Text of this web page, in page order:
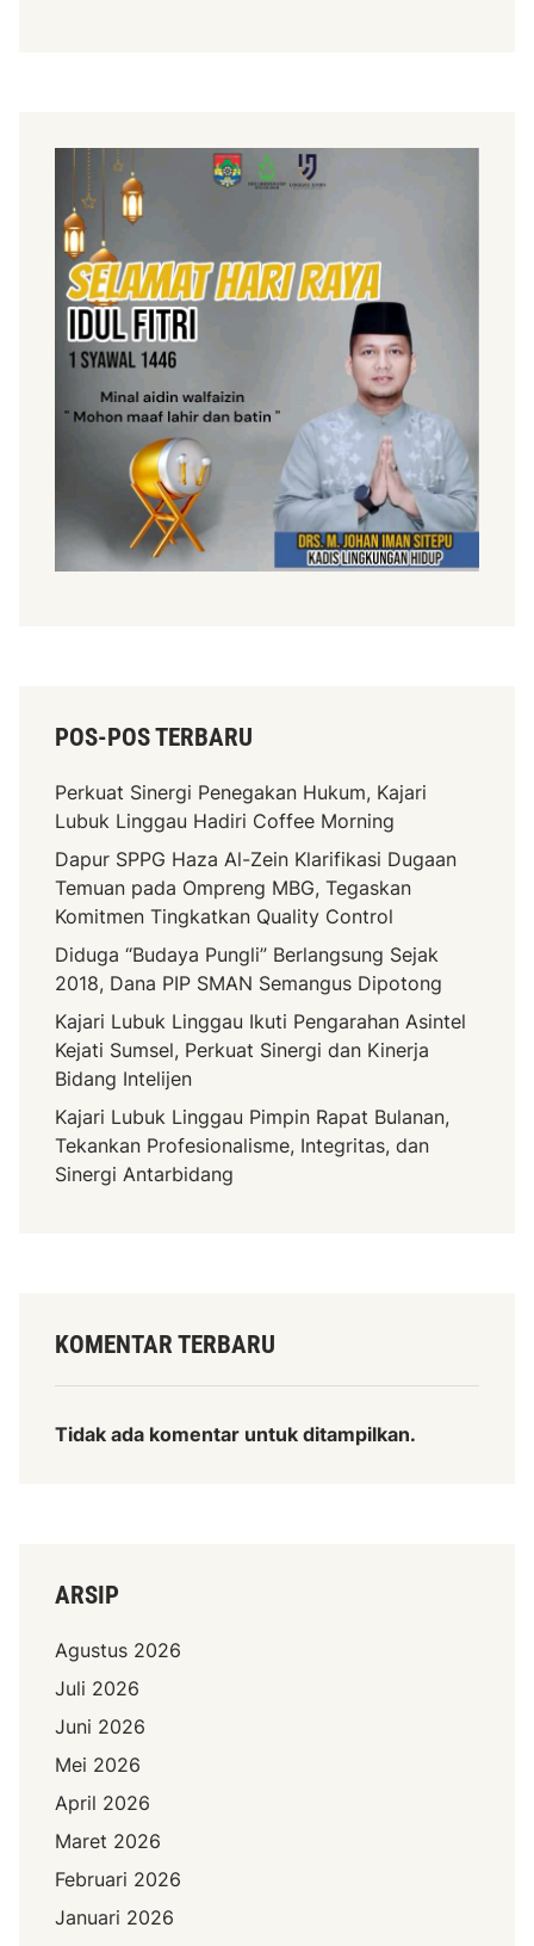
POS-POS TERBARU
Perkuat Sinergi Penegakan Hukum, Kajari
Lubuk Linggau Hadiri Coffee Morning
Dapur SPPG Haza Al-Zein Klarifikasi Dugaan
Temuan pada Ompreng MBG, Tegaskan
Komitmen Tingkatkan Quality Control
Diduga “Budaya Pungli” Berlangsung Sejak
2018, Dana PIP SMAN Semangus Dipotong
Kajari Lubuk Linggau Ikuti Pengarahan Asintel
Kejati Sumsel, Perkuat Sinergi dan Kinerja
Bidang Intelijen
Kajari Lubuk Linggau Pimpin Rapat Bulanan,
Tekankan Profesionalisme, Integritas, dan
Sinergi Antarbidang
KOMENTAR TERBARU
Tidak ada komentar untuk ditampilkan.
ARSIP
Agustus 2026
Juli 2026
Juni 2026
Mei 2026
April 2026
Maret 2026
Februari 2026
Januari 2026